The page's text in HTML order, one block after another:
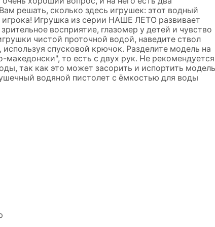
решать, сколько здесь игрушек: этот водный
игрока! Игрушка из серии НАШЕ ЛЕТО развивает
восприятие, глазомер у детей и чувство
чистой проточной водой, наведите ствол
спусковой крючок. Разделите модель на
то есть с двух рук. Не рекомендуется
так как это может засорить и испортить
водяной пистолет с ёмкостью для воды